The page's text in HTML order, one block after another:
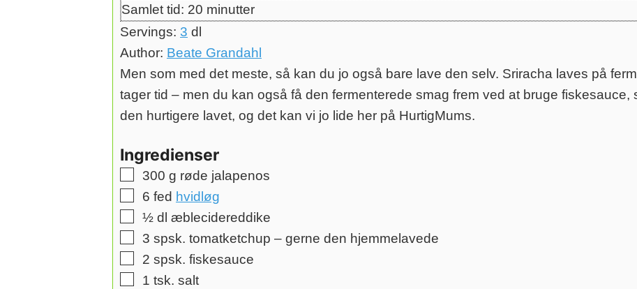
Samlet tid: 20 minutter
minutter
Servings: 3 dl
Author: Beate Grandahl
Men som med det meste, så kan du jo også bare lave den selv. Sriracha laves på
tager tid – men du kan også få den fermenterede smag frem ved at bruge fiskesauce,
den hurtigere lavet, og det kan vi jo lide her på HurtigMums.
Ingredienser
▢
300 g røde jalapenos
▢
6 fed hvidløg
▢
½ dl æblecidereddike
▢
3 spsk. tomatketchup – gerne den hjemmelavede
▢
2 spsk. fiskesauce
▢
1 tsk. salt